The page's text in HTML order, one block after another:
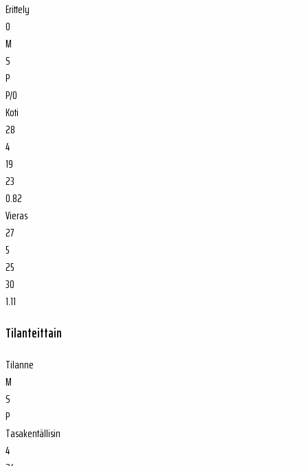
Erittely
O
M
S
P
P/O
Koti
28
4
19
23
0.82
Vieras
27
5
25
30
1.11
Tilanteittain
Tilanne
M
S
P
Tasakentällisin
4